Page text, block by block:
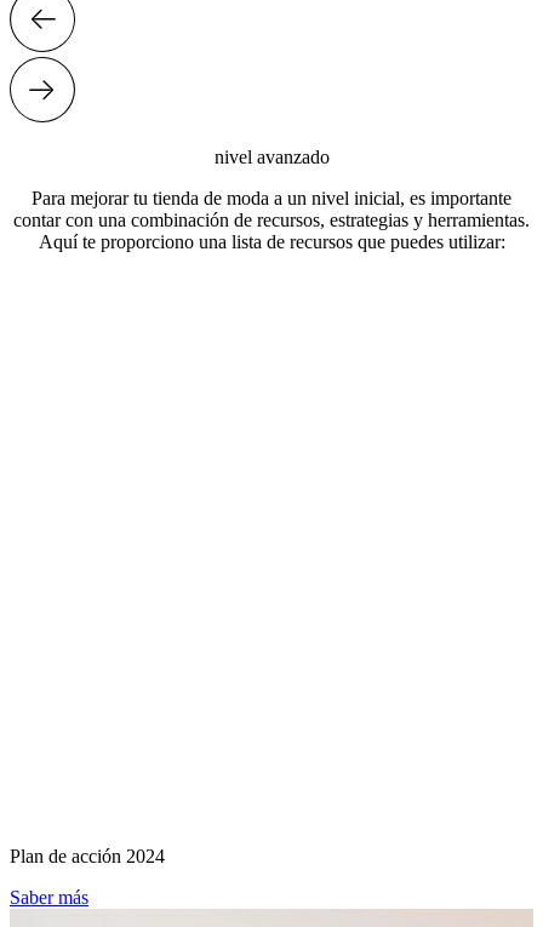
nivel avanzado
Para mejorar tu tienda de moda a un nivel inicial, es importante
contar con una combinación de recursos, estrategias y herramientas.
Aquí te proporciono una lista de recursos que puedes utilizar:
Plan de acción 2024
Saber más